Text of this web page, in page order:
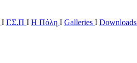
Ι Γ.Σ.Π Ι Η Πόλη Ι Galleries I Downloads